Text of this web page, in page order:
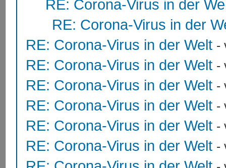
RE: Corona-Virus in der
RE: Corona-Virus in der
RE: Corona-Virus in der Welt -
RE: Corona-Virus in der Welt -
RE: Corona-Virus in der Welt -
RE: Corona-Virus in der Welt -
RE: Corona-Virus in der Welt -
RE: Corona-Virus in der Welt -